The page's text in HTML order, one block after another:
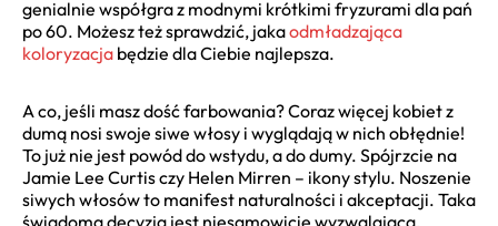
genialnie współgra z modnymi krótkimi fryzurami dla pań
po 60. Możesz też sprawdzić, jakaodmładzająca
koloryzacja będzie dla Ciebie najlepsza.
A co, jeśli masz dość farbowania? Coraz więcej kobiet z
dumą nosi swoje siwe włosy i wyglądają w nich obłędnie!
To już nie jest powód do wstydu, a do dumy. Spójrzcie na
Jamie Lee Curtis czy Helen Mirren – ikony stylu. Noszenie
siwych włosów to manifest naturalności i akceptacji. Taka
świadoma decyzja jest niesamowicie wyzwalająca.